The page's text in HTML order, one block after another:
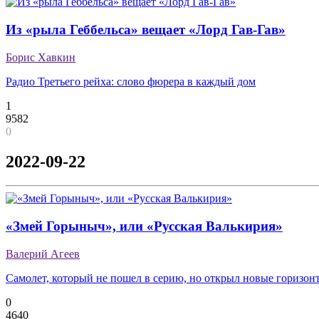
Из «рыла Геббельса» вещает «Лорд Гав-Гав»
Борис Хавкин
Радио Третьего рейха: слово фюрера в каждый дом
1
9582
0
2022-09-22
«Змей Горыныч», или «Русская Валькирия»
Валерий Агеев
Самолет, который не пошел в серию, но открыл новые
0
4640